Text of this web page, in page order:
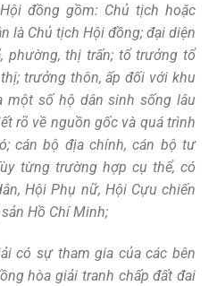
đồng gồm: Chủ tịch hoặc
là Chủ tịch Hội đồng; đại diện
phường, thị trấn; tổ trưởng tổ
trưởng thôn, ấp đối với khu
một số hộ dân sinh sống lâu
rõ về nguồn gốc và quá trình
cán bộ địa chính, cán bộ tư
từng trường hợp cụ thể, có
Hội Phụ nữ, Hội Cựu chiến
Hồ Chí Minh;
có sự tham gia của các bên
hòa giải tranh chấp đất đai